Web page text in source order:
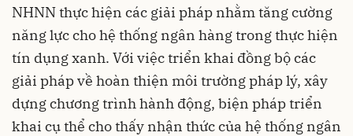
NHNN thực hiện các giải pháp nhằm tăng cường
năng lực cho hệ thống ngân hàng trong thực hiện
tín dụng xanh. Với việc triển khai đồng bộ các
giải pháp về hoàn thiện môi trường pháp lý, xây
dựng chương trình hành động, biện pháp triển
khai cụ thể cho thấy nhận thức của hệ thống ngân